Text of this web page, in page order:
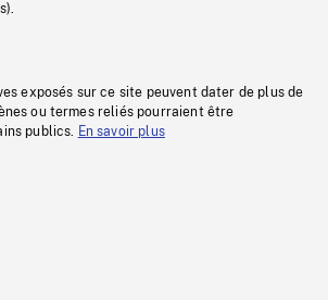
exposés sur ce site peuvent dater de plus de
ou termes reliés pourraient être
publics. En savoir plus